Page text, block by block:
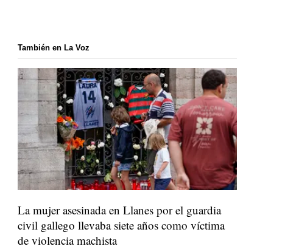
También en La Voz
La mujer asesinada en Llanes por el guardia
civil gallego llevaba siete años como víctima
de violencia machista